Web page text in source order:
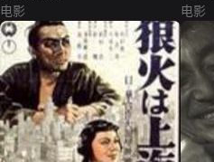
电影
电影